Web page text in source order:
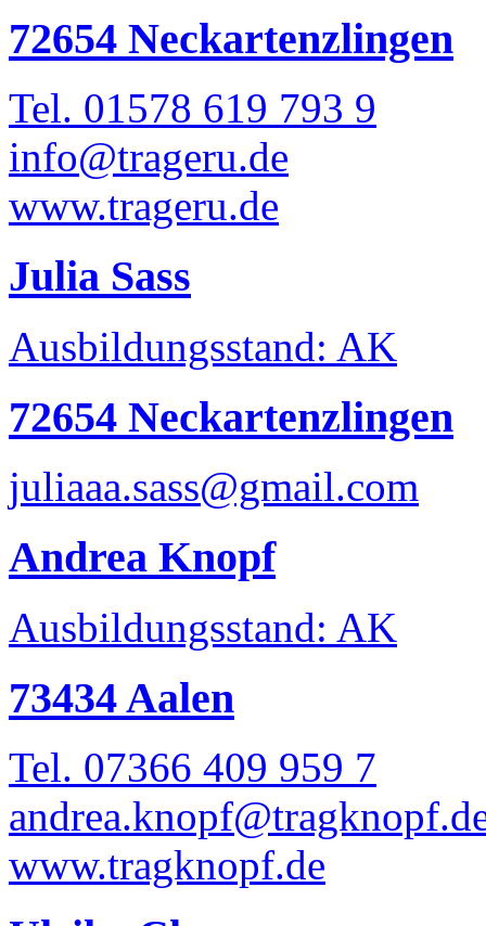
72654 Neckartenzlingen
Tel. 01578 619 793 9
info@trageru.de
www.trageru.de
Julia Sass
Ausbildungsstand: AK
72654 Neckartenzlingen
juliaaa.sass@gmail.com
Andrea Knopf
Ausbildungsstand: AK
73434 Aalen
Tel. 07366 409 959 7
www.tragknopf.de